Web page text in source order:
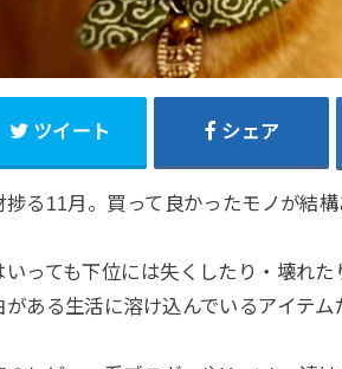
ツイート シェア
捗る11月。買って良かったモノが結
いっても下位には失くしたり・壊れ
がある生活に溶け込んでいるアイテム